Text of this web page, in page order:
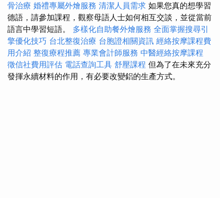
骨治療 婚禮專屬外燴服務 清潔人員需求 如果您真的想學習
德語，請參加課程，觀察母語人士如何相互交談，並從當前
語言中學習短語。 多樣化自助餐外燴服務 全面掌握搜尋引
擎優化技巧 台北整復治療 台胞證相關資訊 經絡按摩課程費
用介紹 整復療程推薦 專業會計師服務 中醫經絡按摩課程
徵信社費用評估 電話查詢工具 舒壓課程 但為了在未來充分
發揮永續材料的作用，有必要改變鋁的生產方式。